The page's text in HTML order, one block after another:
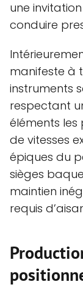
une
conduire
manifeste à
instruments
respectant
éléments les
de vitesses
épiques du
sièges
maintien
requis